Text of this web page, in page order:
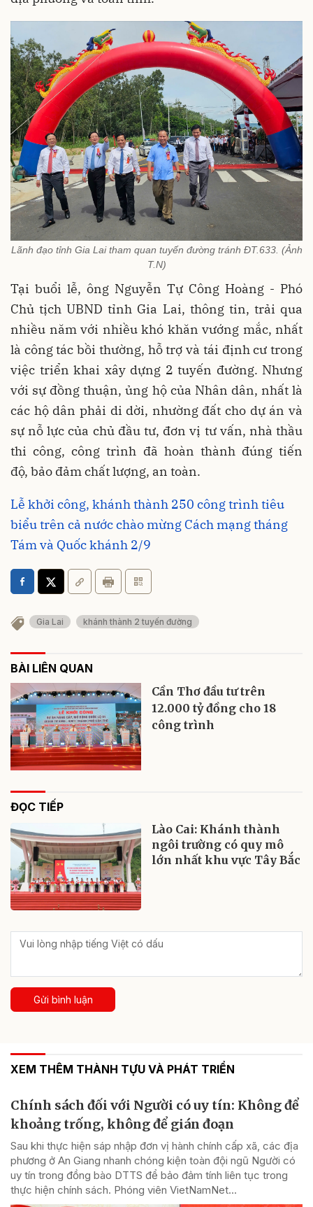
Lãnh đạo tỉnh Gia Lai tham quan tuyến đường tránh ĐT.633. (Ảnh
T.N)
Tại buổi lễ, ông Nguyễn Tự Công Hoàng - Phó
Chủ tịch UBND tỉnh Gia Lai, thông tin, trải qua
nhiều năm với nhiều khó khăn vướng mắc, nhất
là công tác bồi thường, hỗ trợ và tái định cư trong
việc triển khai xây dựng 2 tuyến đường. Nhưng
với sự đồng thuận, ủng hộ của Nhân dân, nhất là
các hộ dân phải di dời, nhường đất cho dự án và
sự nỗ lực của chủ đầu tư, đơn vị tư vấn, nhà thầu
thi công, công trình đã hoàn thành đúng tiến
độ, bảo đảm chất lượng, an toàn.
Lễ khởi công, khánh thành 250 công trình tiêu
biểu trên cả nước chào mừng Cách mạng tháng
Tám và Quốc khánh 2/9
Gia Lai khánh thành 2 tuyến đường
BÀI LIÊN QUAN
Cần Thơ đầu tư trên
12.000 tỷ đồng cho 18
công trình
ĐỌC TIẾP
Lào Cai: Khánh thành
ngôi trường có quy mô
lớn nhất khu vực Tây Bắc
Gửi bình luận
XEM THÊM THÀNH TỰU VÀ PHÁT TRIỂN
Chính sách đối với Người có uy tín: Không để
khoảng trống, không để gián đoạn
Sau khi thực hiện sáp nhập đơn vị hành chính cấp xã, các địa
phương ở An Giang nhanh chóng kiện toàn đội ngũ Người có
uy tín trong đồng bào DTTS để bảo đảm tính liên tục trong
thực hiện chính sách. Phóng viên VietNamNet...